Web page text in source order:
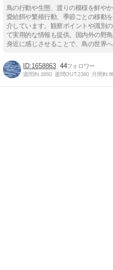
鳥の行動や生態、渡りの模様を鮮や
愛給餌や繁殖行動、季節ごとの移動
介しています。観察ポイントや識別
て実用的な情報も提供。国内外の野
身近に感じさせることで、鳥の世界
1658863 44
週間IN:1880 週間OUT:2340 月間IN: